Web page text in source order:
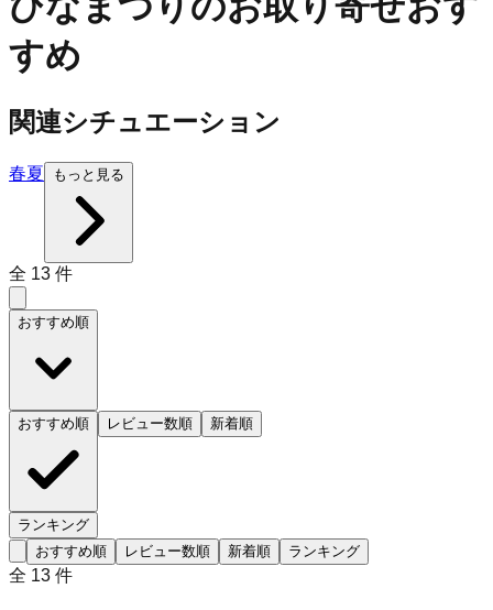
すめ
関連シチュエーション
春夏 もっと見る
全 13 件
おすすめ順
おすすめ順 レビュー数順 新着順
ランキング
おすすめ順
レビュー数順 新着順 ランキング
全 13 件